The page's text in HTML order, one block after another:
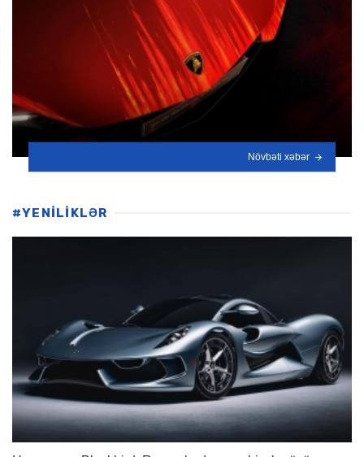
Növbəti xəbər
#YENİLİKLƏR